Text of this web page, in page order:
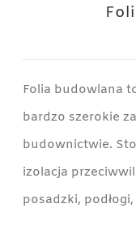
Folia budowlana
bardzo szerokie
budownictwie.
izolacja
posadzki,